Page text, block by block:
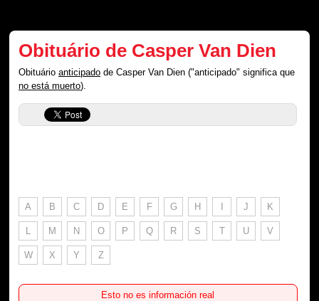
Obituário de Casper Van Dien
Obituárioanticipado de Casper Van Dien ("anticipado" significa que
no está muerto).
A B C D E F G H I J K
L M N O P Q R S T U V
W X Y Z
Esto no es información real